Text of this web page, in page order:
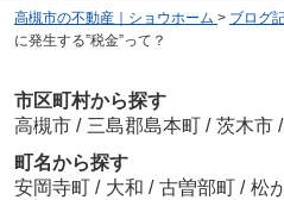
高槻市の不動産｜ショウホーム > ブログ
に発生する”税金”って？
市区町村から探す
高槻市 / 三島郡島本町 / 茨木市 /
町名から探す
安岡寺町 / 大和 / 古曽部町 / 松